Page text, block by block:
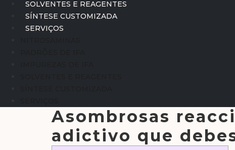
SOLVENTES E REAGENTES
SÍNTESE CUSTOMIZADA
SERVIÇOS
Asombrosas
adictivo que